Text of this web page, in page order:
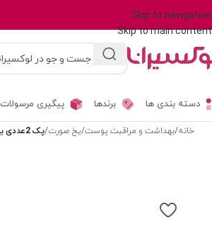
Skip to navigation
Skip to main content
دسته بندی ها برندها پیگیری مرسولات
خانه/بهداشت و مراقبت پوست/یخ صورت/پک 2عددی یخ صورت آبرسان و کلاژن لیفتینگ آیس بال